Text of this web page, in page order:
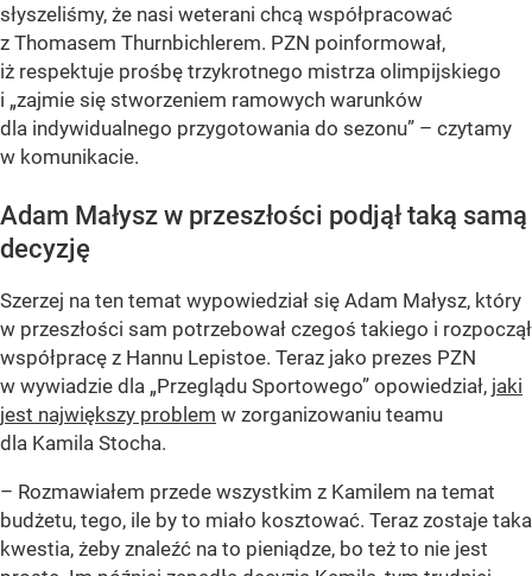
słyszeliśmy, że nasi weterani chcą współpracować
z Thomasem Thurnbichlerem. PZN poinformował,
iż respektuje prośbę trzykrotnego mistrza olimpijskiego
i „zajmie się stworzeniem ramowych warunków
dla indywidualnego przygotowania do sezonu” – czytamy
w komunikacie.
Adam Małysz w przeszłości podjął taką samą
decyzję
Szerzej na ten temat wypowiedział się Adam Małysz, który
w przeszłości sam potrzebował czegoś takiego i rozpoczął
współpracę z Hannu Lepistoe. Teraz jako prezes PZN
w wywiadzie dla „Przeglądu Sportowego” opowiedział, jaki
jest największy problem w zorganizowaniu teamu
dla Kamila Stocha.
– Rozmawiałem przede wszystkim z Kamilem na temat
budżetu, tego, ile by to miało kosztować. Teraz zostaje taka
kwestia, żeby znaleźć na to pieniądze, bo też to nie jest